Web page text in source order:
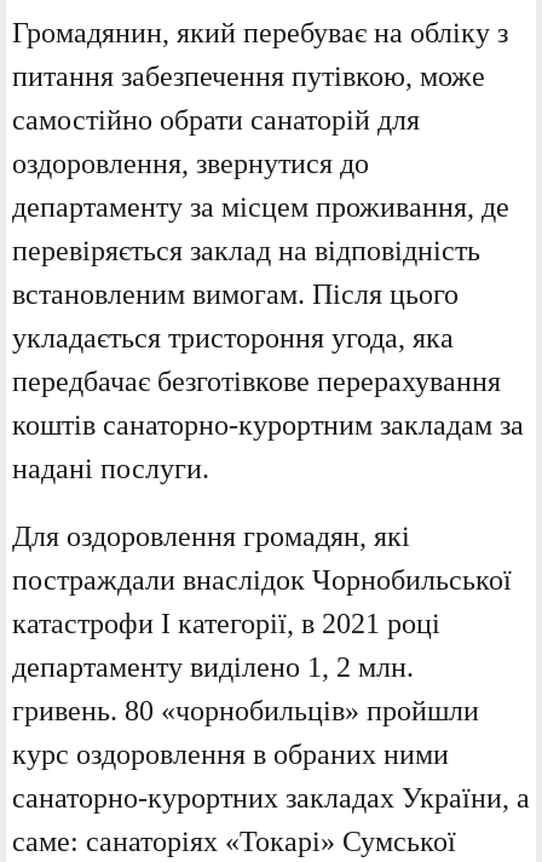
Громадянин, який перебуває на обліку з
питання забезпечення путівкою, може
самостійно обрати санаторій для
оздоровлення, звернутися до
департаменту за місцем проживання, де
перевіряється заклад на відповідність
встановленим вимогам. Після цього
укладається тристороння угода, яка
передбачає безготівкове перерахування
коштів санаторно-курортним закладам за
надані послуги.
Для оздоровлення громадян, які
постраждали внаслідок Чорнобильської
катастрофи I категорії, в 2021 році
департаменту виділено 1, 2 млн.
гривень. 80 «чорнобильців» пройшли
курс оздоровлення в обраних ними
санаторно-курортних закладах України, а
саме: санаторіях «Токарі» Сумської